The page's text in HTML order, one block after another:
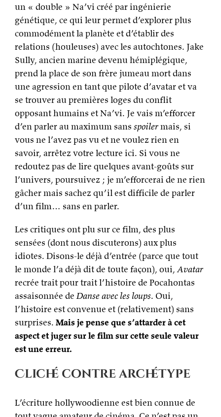
un « double » Na’vi créé par ingénierie
génétique, ce qui leur permet d’explorer plus
commodément la planète et d’établir des
relations (houleuses) avec les autochtones. Jake
Sully, ancien marine devenu hémiplégique,
prend la place de son frère jumeau mort dans
une agression en tant que pilote d’avatar et va
se trouver au premières loges du conflit
opposant humains et Na’vi. Je vais m’efforcer
d’en parler au maximum sans spoilermais, si
vous ne l’avez pas vu et ne voulez rien en
savoir, arrêtez votre lecture ici. Si vous ne
redoutez pas de lire quelques avant-goûts sur
l’univers, poursuivez ; je m’efforcerai de ne rien
gâcher mais sachez qu’il est difficile de parler
d’un film… sans en parler.
Les critiques ont plu sur ce film, des plus
sensées (dont nous discuterons) aux plus
idiotes. Disons-le déjà d’entrée (parce que tout
le monde l’a déjà dit de toute façon), oui,Avatar
recrée trait pour trait l’histoire de Pocahontas
assaisonnée de Danse avec les loups. Oui,
l’histoire est convenue et (relativement) sans
surprises. Mais je pense que s’attarder à cet
aspect et juger sur le film sur cette seule valeur
est une erreur.
Cliché contre archétype
L’écriture hollywoodienne est bien connue de